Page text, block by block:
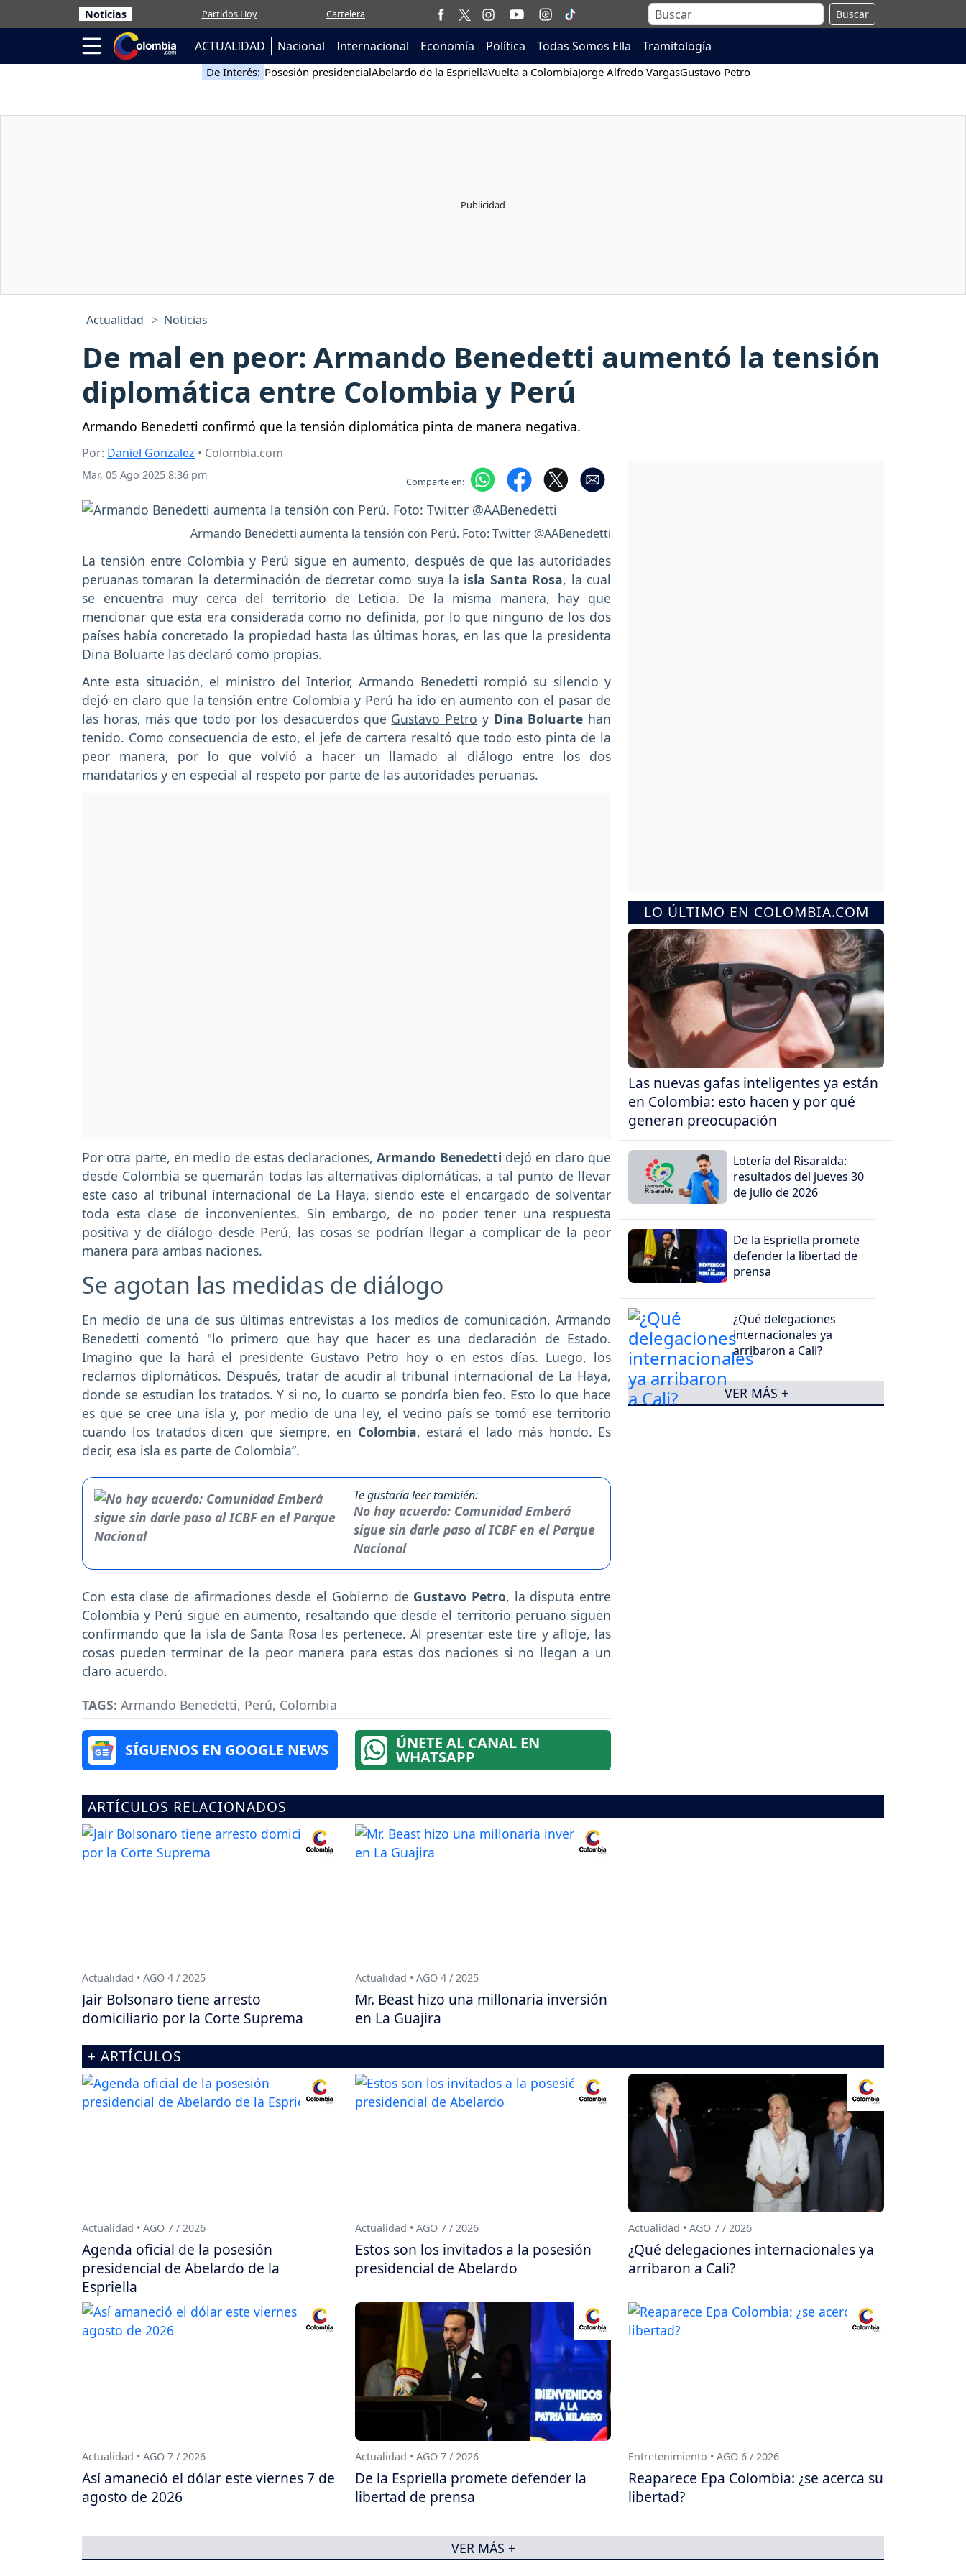
Noticias Partidos Hoy Cartelera Buscar
ACTUALIDAD Nacional Internacional Economía Política Todas Somos Ella Tramitología
De Interés: Posesión presidencialAbelardo de la EspriellaVuelta a ColombiaJorge Alfredo VargasGustavo Petro
Actualidad Noticias
De mal en peor: Armando Benedetti aumentó la tensión
diplomática entre Colombia y Perú
Armando Benedetti confirmó que la tensión diplomática pinta de manera negativa.
Por: Daniel Gonzalez • Colombia.com
Mar, 05 Ago 2025 8:36 pm Comparte en:
Armando Benedetti aumenta la tensión con Perú. Foto: Twitter @AABenedetti
La tensión entre Colombia y Perú sigue en aumento, después de que las autoridades
peruanas tomaran la determinación de decretar como suya la isla Santa Rosa, la cual
se encuentra muy cerca del territorio de Leticia. De la misma manera, hay que
mencionar que esta era considerada como no definida, por lo que ninguno de los dos
países había concretado la propiedad hasta las últimas horas, en las que la presidenta
Dina Boluarte las declaró como propias.
Ante esta situación, el ministro del Interior, Armando Benedetti rompió su silencio y
dejó en claro que la tensión entre Colombia y Perú ha ido en aumento con el pasar de
las horas, más que todo por los desacuerdos que Gustavo Petro y Dina Boluarte han
tenido. Como consecuencia de esto, el jefe de cartera resaltó que todo esto pinta de la
peor manera, por lo que volvió a hacer un llamado al diálogo entre los dos
mandatarios y en especial al respeto por parte de las autoridades peruanas.
Por otra parte, en medio de estas declaraciones, Armando Benedetti dejó en claro que
desde Colombia se quemarán todas las alternativas diplomáticas, a tal punto de llevar
este caso al tribunal internacional de La Haya, siendo este el encargado de solventar
toda esta clase de inconvenientes. Sin embargo, de no poder tener una respuesta
positiva y de diálogo desde Perú, las cosas se podrían llegar a complicar de la peor
manera para ambas naciones.
Se agotan las medidas de diálogo
En medio de una de sus últimas entrevistas a los medios de comunicación, Armando
Benedetti comentó "lo primero que hay que hacer es una declaración de Estado.
Imagino que la hará el presidente Gustavo Petro hoy o en estos días. Luego, los
reclamos diplomáticos. Después, tratar de acudir al tribunal internacional de La Haya,
donde se estudian los tratados. Y si no, lo cuarto se pondría bien feo. Esto lo que hace
es que se cree una isla y, por medio de una ley, el vecino país se tomó ese territorio
cuando los tratados dicen que siempre, en Colombia, estará el lado más hondo. Es
decir, esa isla es parte de Colombia”.
Te gustaría leer también:
No hay acuerdo: Comunidad Emberá
sigue sin darle paso al ICBF en el Parque
Nacional
Con esta clase de afirmaciones desde el Gobierno de Gustavo Petro, la disputa entre
Colombia y Perú sigue en aumento, resaltando que desde el territorio peruano siguen
confirmando que la isla de Santa Rosa les pertenece. Al presentar este tire y afloje, las
cosas pueden terminar de la peor manera para estas dos naciones si no llegan a un
claro acuerdo.
TAGS: Armando Benedetti, Perú, Colombia
SÍGUENOS EN GOOGLE NEWS ÚNETE AL CANAL EN
WHATSAPP
LO ÚLTIMO EN COLOMBIA.COM
Las nuevas gafas inteligentes ya están
en Colombia: esto hacen y por qué
generan preocupación
Lotería del Risaralda:
resultados del jueves 30
de julio de 2026
De la Espriella promete
defender la libertad de
prensa
¿Qué delegaciones
internacionales ya
arribaron a Cali?
VER MÁS +
ARTÍCULOS RELACIONADOS
Actualidad • AGO 4 / 2025
Jair Bolsonaro tiene arresto
domiciliario por la Corte Suprema
Actualidad • AGO 4 / 2025
Mr. Beast hizo una millonaria inversión
en La Guajira
+ ARTÍCULOS
Actualidad • AGO 7 / 2026
Agenda oficial de la posesión
presidencial de Abelardo de la
Espriella
Actualidad • AGO 7 / 2026
Estos son los invitados a la posesión
presidencial de Abelardo
Actualidad • AGO 7 / 2026
¿Qué delegaciones internacionales ya
arribaron a Cali?
Actualidad • AGO 7 / 2026
Así amaneció el dólar este viernes 7 de
agosto de 2026
Actualidad • AGO 7 / 2026
De la Espriella promete defender la
libertad de prensa
Entretenimiento • AGO 6 / 2026
Reaparece Epa Colombia: ¿se acerca su
libertad?
VER MÁS +